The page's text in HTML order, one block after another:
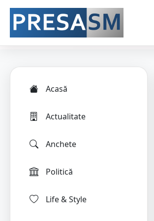
Acasă
Actualitate
Anchete
Politică
Life & Style